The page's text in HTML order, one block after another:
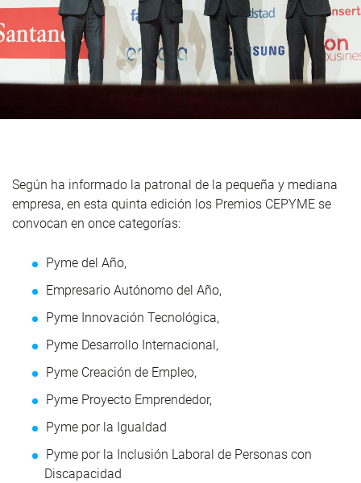
Según ha informado la patronal de la pequeña y mediana
empresa, en esta quinta edición los Premios CEPYME se
convocan en once categorías:
Pyme del Año,
Empresario Autónomo del Año,
Pyme Innovación Tecnológica,
Pyme Desarrollo Internacional,
Pyme Creación de Empleo,
Pyme Proyecto Emprendedor,
Pyme por la Igualdad
Pyme por la Inclusión Laboral de Personas con
Discapacidad